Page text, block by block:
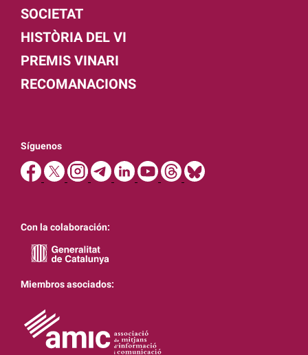
SOCIETAT
HISTÒRIA DEL VI
PREMIS VINARI
RECOMANACIONS
Síguenos
Con la colaboración:
Miembros asociados: